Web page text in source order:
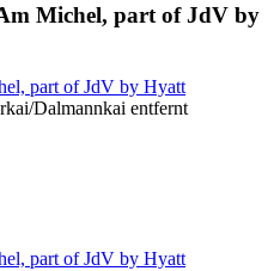
Michel, part of JdV by
part of JdV by Hyatt
Dalmannkai entfernt
part of JdV by Hyatt